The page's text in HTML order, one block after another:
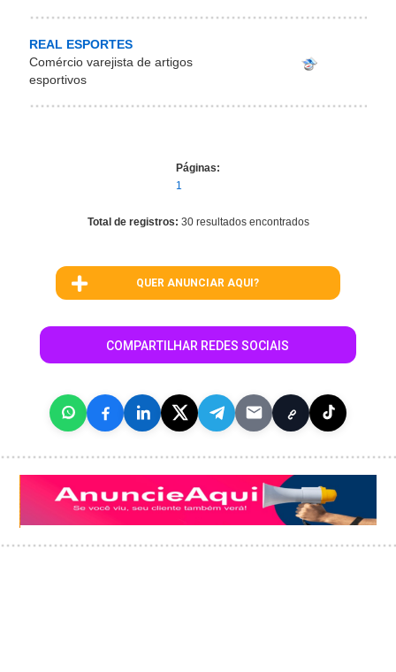
REAL ESPORTES
Comércio varejista de artigos
esportivos
Páginas:
1
Total de registros: 30 resultados encontrados
QUER ANUNCIAR AQUI?
COMPARTILHAR REDES SOCIAIS